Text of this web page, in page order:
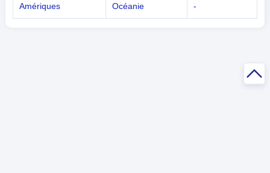
Amériques Océanie -